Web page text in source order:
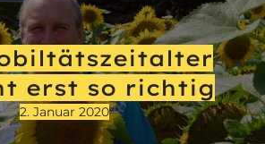
erst so richtig
2. Januar 2020